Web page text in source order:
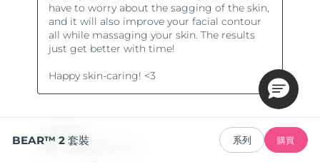
BEAR™ 2 套裝 系列 購買